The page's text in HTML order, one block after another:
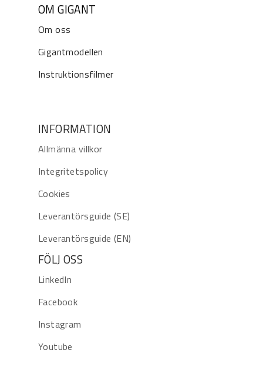
OM GIGANT
Om oss
Gigantmodellen
Instruktionsfilmer
INFORMATION
Allmänna villkor
Integritetspolicy
Cookies
Leverantörsguide (SE)
Leverantörsguide (EN)
FÖLJ OSS
LinkedIn
Facebook
Instagram
Youtube